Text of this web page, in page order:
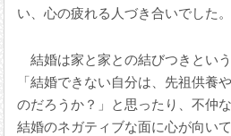
い、心の疲れる人づき合いでした。
結婚は家と家との結びつきという
「結婚できない自分は、先祖供養
のだろうか？」と思ったり、不仲
結婚のネガティブな面に心が向い